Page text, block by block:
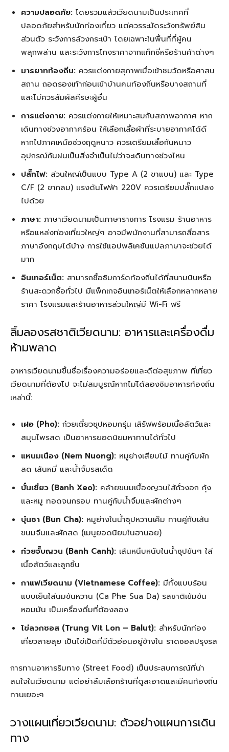
ความปลอดภัย: โดยรวมแล้วเวียดนามเป็นประเทศที่
ปลอดภัยสำหรับนักท่องเที่ยว แต่ควรระมัดระวังทรัพย์สิน
ส่วนตัว ระวังการล้วงกระเป๋า โดยเฉพาะในพื้นที่ที่ผู้คน
พลุกพล่าน และระวังการโกงราคาจากแท็กซี่หรือร้านค้าต่างๆ
มารยาทท้องถิ่น: ควรแต่งกายสุภาพเมื่อเข้าชมวัดหรือศาสน
สถาน ถอดรองเท้าก่อนเข้าบ้านคนท้องถิ่นหรือบางสถานที่
และไม่ควรสัมผัสศีรษะผู้อื่น
การแต่งกาย: ควรแต่งกายให้เหมาะสมกับสภาพอากาศ หาก
เดินทางช่วงอากาศร้อน ให้เลือกเสื้อผ้าที่ระบายอากาศได้ดี
หากไปภาคเหนือช่วงฤดูหนาว ควรเตรียมเสื้อกันหนาว
อุปกรณ์กันฝนเป็นสิ่งจำเป็นไม่ว่าจะเดินทางช่วงไหน
ปลั๊กไฟ: ส่วนใหญ่เป็นแบบ Type A (2 ขาแบน) และ Type
C/F (2 ขากลม) แรงดันไฟฟ้า 220V ควรเตรียมปลั๊กแปลง
ไปด้วย
ภาษา: ภาษาเวียดนามเป็นภาษาราชการ โรงแรม ร้านอาหาร
หรือแหล่งท่องเที่ยวใหญ่ๆ อาจมีพนักงานที่สามารถสื่อสาร
ภาษาอังกฤษได้บ้าง การใช้แอปพลิเคชันแปลภาษาจะช่วยได้
มาก
อินเทอร์เน็ต: สามารถซื้อซิมการ์ดท้องถิ่นได้ที่สนามบินหรือ
ร้านสะดวกซื้อทั่วไป มีแพ็กเกจอินเทอร์เน็ตให้เลือกหลากหลาย
ราคา โรงแรมและร้านอาหารส่วนใหญ่มี Wi-Fi ฟรี
ลิ้มลองรสชาติเวียดนาม: อาหารและเครื่องดื่ม
ห้ามพลาด
อาหารเวียดนามขึ้นชื่อเรื่องความอร่อยและดีต่อสุขภาพ ที่เที่ยว
เวียดนามที่ต้องไป จะไม่สมบูรณ์หากไม่ได้ลองชิมอาหารท้องถิ่น
เหล่านี้:
เฝอ (Pho): ก๋วยเตี๋ยวซุปหอมกรุ่น เสิร์ฟพร้อมเนื้อสัตว์และ
สมุนไพรสด เป็นอาหารยอดนิยมหาทานได้ทั่วไป
แหนมเนือง (Nem Nuong): หมูย่างเสียบไม้ ทานคู่กับผัก
สด เส้นหมี่ และน้ำจิ้มรสเด็ด
บั๋นเซี่ยว (Banh Xeo): คล้ายขนมเบื้องญวนไส้ถั่วงอก กุ้ง
และหมู ทอดจนกรอบ ทานคู่กับน้ำจิ้มและผักต่างๆ
บุ๋นชา (Bun Cha): หมูย่างในน้ำซุปหวานเค็ม ทานคู่กับเส้น
ขนมจีนและผักสด (เมนูยอดนิยมในฮานอย)
ก๋วยจั๊บญวน (Banh Canh): เส้นหนึบหนับในน้ำซุปข้นๆ ใส่
เนื้อสัตว์และลูกชิ้น
กาแฟเวียดนาม (Vietnamese Coffee): มีทั้งแบบร้อน
แบบเย็นใส่นมข้นหวาน (Ca Phe Sua Da) รสชาติเข้มข้น
หอมมัน เป็นเครื่องดื่มที่ต้องลอง
ไข่ลวกซอส (Trung Vit Lon – Balut): สำหรับนักท่อง
เที่ยวสายลุย เป็นไข่เป็ดที่มีตัวอ่อนอยู่ข้างใน ราดซอสปรุงรส
การทานอาหารริมทาง (Street Food) เป็นประสบการณ์ที่น่า
สนใจในเวียดนาม แต่อย่าลืมเลือกร้านที่ดูสะอาดและมีคนท้องถิ่น
ทานเยอะๆ
วางแผนเที่ยวเวียดนาม: ตัวอย่างแผนการเดิน
ทาง